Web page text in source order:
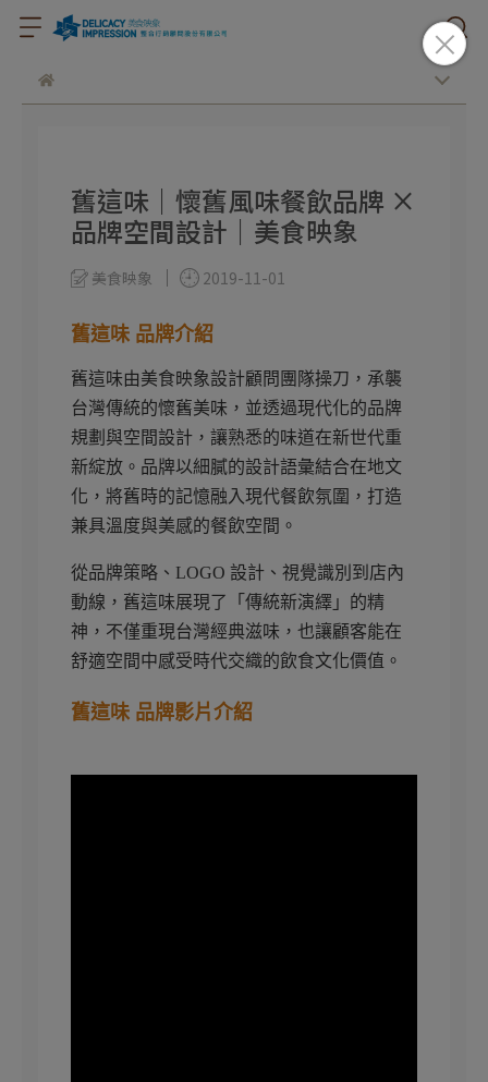
舊這味｜懷舊風味餐飲品牌 ×
品牌空間設計｜美食映象
美食映象 2019-11-01
舊這味 品牌介紹
舊這味由美食映象設計顧問團隊操刀，承襲
台灣傳統的懷舊美味，並透過現代化的品牌
規劃與空間設計，讓熟悉的味道在新世代重
新綻放。品牌以細膩的設計語彙結合在地文
化，將舊時的記憶融入現代餐飲氛圍，打造
兼具溫度與美感的餐飲空間。
從品牌策略、LOGO 設計、視覺識別到店內
動線，舊這味展現了「傳統新演繹」的精
神，不僅重現台灣經典滋味，也讓顧客能在
舒適空間中感受時代交織的飲食文化價值。
舊這味 品牌影片介紹